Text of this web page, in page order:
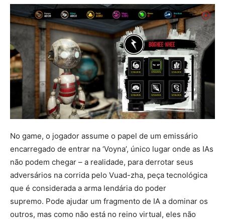
No game, o jogador assume o papel de um emissário
encarregado de entrar na ‘Voyna’, único lugar onde as IAs
não podem chegar – a realidade, para derrotar seus
adversários na corrida pelo Vuad-zha, peça tecnológica
que é considerada a arma lendária do poder
supremo. Pode ajudar um fragmento de IA a dominar os
outros, mas como não está no reino virtual, eles não